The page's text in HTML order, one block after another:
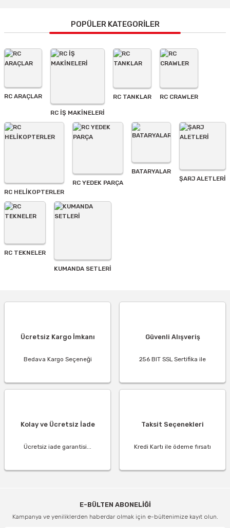
Görüş ve önerileriniz için teşekkür ederiz.
Ürün resmi kalitesiz, bozuk veya görüntülenemiyor.
Ürün açıklamasında eksik bilgiler bulunuyor.
Ürün fiyatı diğer sitelerden daha pahalı.
Bu ürüne benzer farklı alternatifler olmalı.
Gönder
POPÜLER KATEGORİLER
RC ARAÇLAR
RC İŞ MAKİNELERİ
RC TANKLAR RC CRAWLER
RC HELİKOPTERLER
RC YEDEK PARÇA
BATARYALAR
ŞARJ ALETLERI
RC TEKNELER
KUMANDA SETLERİ
Ücretsiz Kargo İmkanı
Bedava Kargo Seçeneği
Güvenli Alışveriş
256 BIT SSL Sertifika ile
Kolay ve Ücretsiz İade
Ücretsiz iade garantisi...
Taksit Seçenekleri
Kredi Kartı ile ödeme fırsatı
E-BÜLTEN ABONELİĞİ
Kampanya ve yeniliklerden haberdar olmak için e-bültenimize kayıt olun.